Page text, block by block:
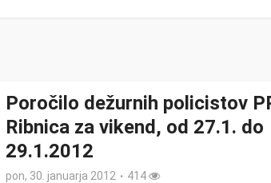
Poročilo dežurnih policistov
Ribnica za vikend, od 27.1. do
29.1.2012
pon, 30. januarja 2012
414